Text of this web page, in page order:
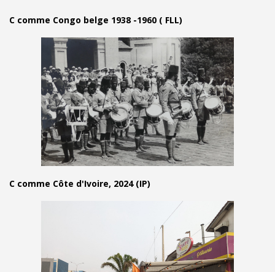
C comme Congo belge 1938 -1960 ( FLL)
C comme Côte d'Ivoire, 2024 (IP)